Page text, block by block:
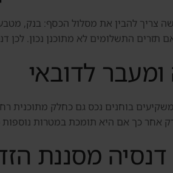
צריך להבין את מסלול הכסף: בנק,
תזרים התשלומים לא מתוכנן נכון. לכן
ומעבר לדובאי
אחר כך אם היא תומכת במטרות נוספות
מסננת